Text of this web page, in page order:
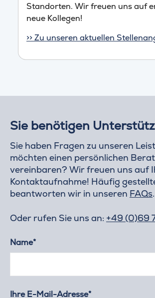
Standorten. Wir freuen uns auf
neue Kollegen!
>> Zu unseren aktuellen
Sie benötigen
Sie haben Fragen zu unseren
möchten einen persönlichen
vereinbaren? Wir freuen uns auf
Kontaktaufnahme! Häufig
beantworten wir in unseren FAQs.
Oder rufen Sie uns an: +49 (0)69
Name*
Ihre E-Mail-Adresse*